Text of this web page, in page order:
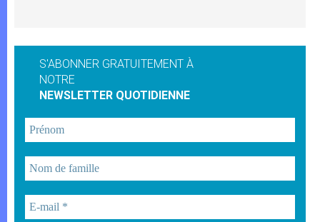
S'ABONNER GRATUITEMENT À
NOTRE
NEWSLETTER QUOTIDIENNE